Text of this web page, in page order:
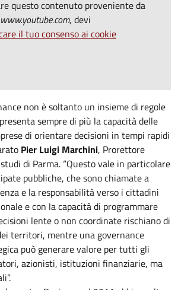
questo contenuto proveniente da
www.youtube.com, devi
il tuo consenso ai cookie
non è soltanto un insieme di regole
sempre di più la capacità delle
di orientare decisioni in tempi rapidi
Pier Luigi Marchini, Prorettore
di Parma. “Questo vale in particolare
pubbliche, che sono chiamate a
e la responsabilità verso i cittadini
e con la capacità di programmare
lente o non coordinate rischiano di
territori, mentre una governance
può generare valore per tutti gli
azionisti, istituzioni finanziarie, ma